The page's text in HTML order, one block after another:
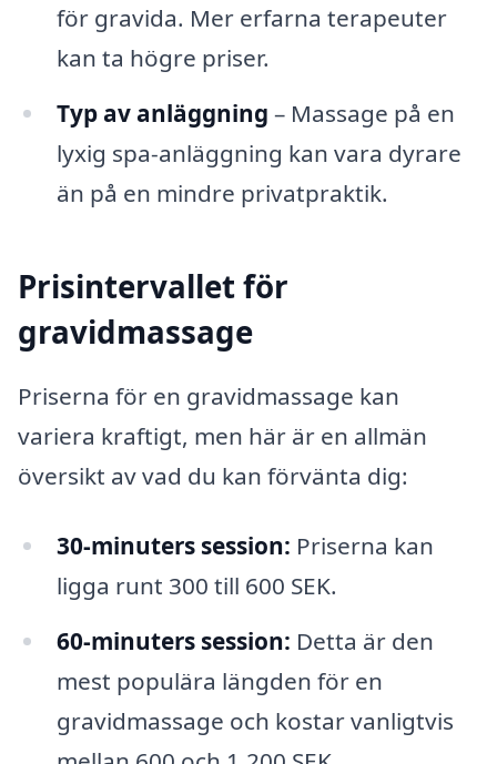
för gravida. Mer erfarna terapeuter
kan ta högre priser.
Typ av anläggning – Massage på en
lyxig spa-anläggning kan vara dyrare
än på en mindre privatpraktik.
Prisintervallet för
gravidmassage
Priserna för en gravidmassage kan
variera kraftigt, men här är en allmän
översikt av vad du kan förvänta dig:
30-minuters session: Priserna kan
ligga runt 300 till 600 SEK.
60-minuters session: Detta är den
mest populära längden för en
gravidmassage och kostar vanligtvis